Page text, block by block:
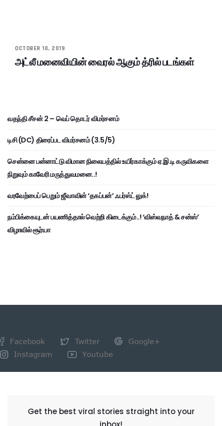
OCTOBER 10, 2019
அட்லீ மனைவியின் வைரல் ஆகும் த்ரில் படங்கள்
வதந்தி சீசன் 2 – வெப் தொடர் விமர்சனம்
டிசி (DC) திரைப்பட விமர்சனம் (3.5/5)
சென்னை பன்னாட்டு விமான நிலையத்தில் உயிர்காக்கும் ஏ.இ.டி கருவிகளை
நிறுவும் காவேரி மருத்துவமனை..!
வரவேற்பைப் பெறும் ஜீவாவின் ‘தகப்பன்’ ஃபர்ஸ்ட் லுக்!
நம்பிக்கையுடன் பயணித்தால் வெற்றி கிடைக்கும்..! ‘விஸ்வநாத் & சன்ஸ்’
விழாவில் சூர்யா
Facebook Twitter
Google+
Instagram
Youtube
Get the best viral stories straight into your